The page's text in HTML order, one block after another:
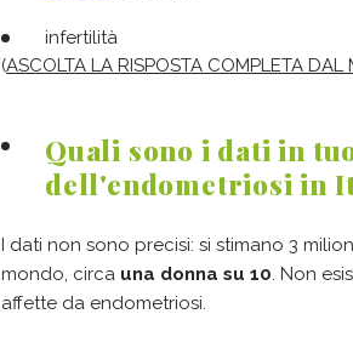
infertilità
(ASCOLTA LA RISPOSTA COMPLETA
Quali sono i dati in
dell'endometriosi in
I dati non sono precisi: si stimano 3
mondo, circa una donna su 10 . Non
affette da endometriosi.